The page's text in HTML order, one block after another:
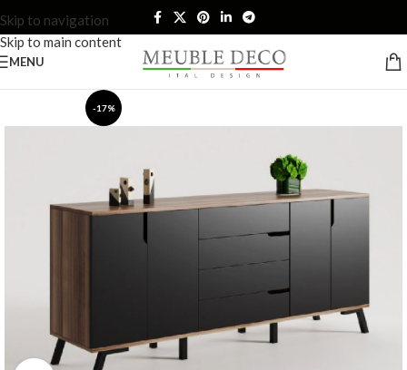
Skip to navigation
Skip to main content
MENU
-17%